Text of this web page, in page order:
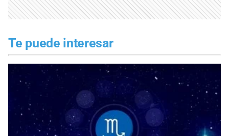
Te puede interesar